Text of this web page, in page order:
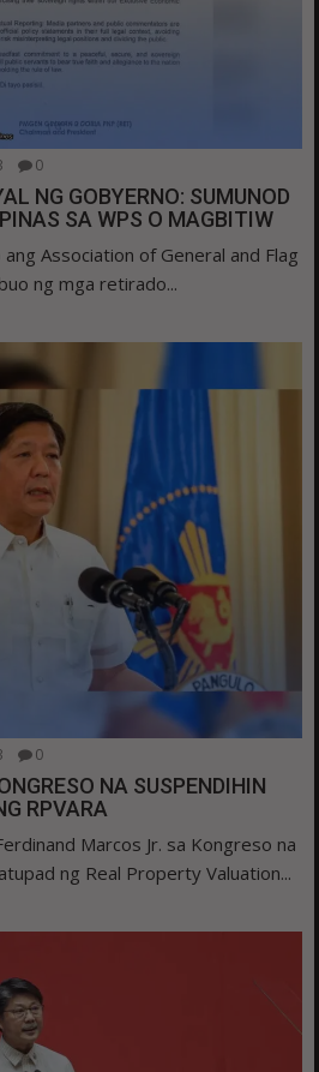
0
NG GOBYERNO: SUMUNOD
SA WPS O MAGBITIW
ang Association of General and Flag
ng mga retirado...
0
NA SUSPENDIHIN
RPVARA
Marcos Jr. sa Kongreso na
ng Real Property Valuation...